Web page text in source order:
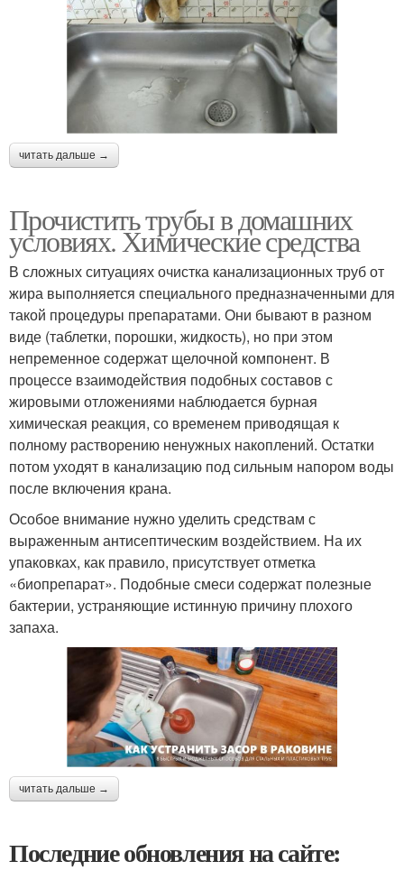
читать дальше →
Прочистить трубы в домашних
условиях. Химические средства
В сложных ситуациях очистка канализационных труб от
жира выполняется специального предназначенными для
такой процедуры препаратами. Они бывают в разном
виде (таблетки, порошки, жидкость), но при этом
непременное содержат щелочной компонент. В
процессе взаимодействия подобных составов с
жировыми отложениями наблюдается бурная
химическая реакция, со временем приводящая к
полному растворению ненужных накоплений. Остатки
потом уходят в канализацию под сильным напором воды
после включения крана.
Особое внимание нужно уделить средствам с
выраженным антисептическим воздействием. На их
упаковках, как правило, присутствует отметка
«биопрепарат». Подобные смеси содержат полезные
бактерии, устраняющие истинную причину плохого
запаха.
читать дальше →
Последние обновления на сайте: